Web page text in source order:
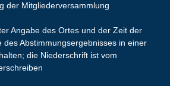
der Mitgliederversammlung
Angabe des Ortes und der Zeit der
des Abstimmungsergebnisses in einer
die Niederschrift ist vom